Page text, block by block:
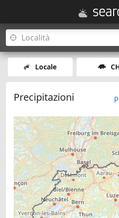
Locale
Precipitazioni